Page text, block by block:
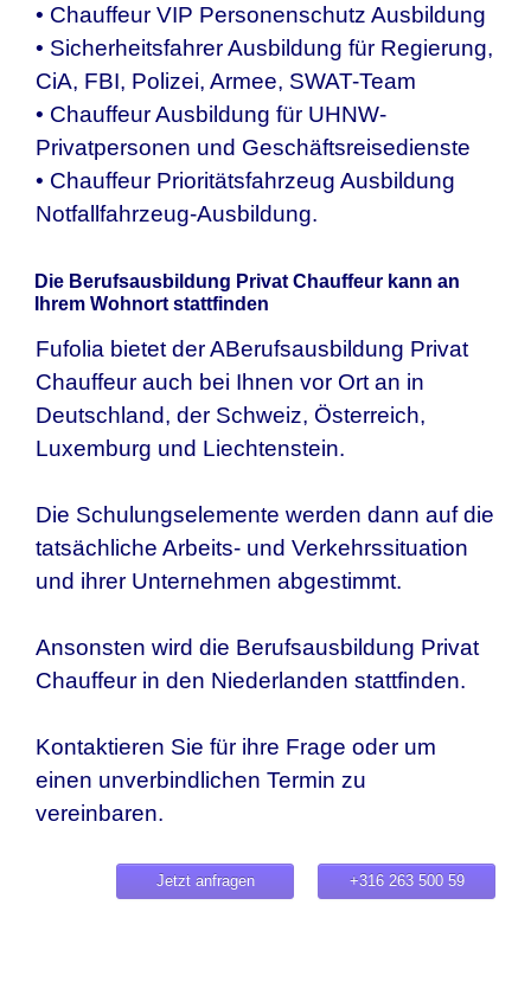
• Chauffeur VIP Personenschutz Ausbildung
• Sicherheitsfahrer Ausbildung für Regierung,
CiA, FBI, Polizei, Armee, SWAT-Team
• Chauffeur Ausbildung für UHNW-
Privatpersonen und Geschäftsreisedienste
• Chauffeur Prioritätsfahrzeug Ausbildung
Notfallfahrzeug-Ausbildung.
Die Berufsausbildung Privat Chauffeur kann an
Ihrem Wohnort stattfinden
Fufolia bietet der ABerufsausbildung Privat
Chauffeur auch bei Ihnen vor Ort an in
Deutschland, der Schweiz, Österreich,
Luxemburg und Liechtenstein.
Die Schulungselemente werden dann auf die
tatsächliche Arbeits- und Verkehrssituation
und ihrer Unternehmen abgestimmt.
Ansonsten wird die Berufsausbildung Privat
Chauffeur in den Niederlanden stattfinden.
Kontaktieren Sie für ihre Frage oder um
einen unverbindlichen Termin zu
vereinbaren.
+316 263 500 59
Jetzt anfragen